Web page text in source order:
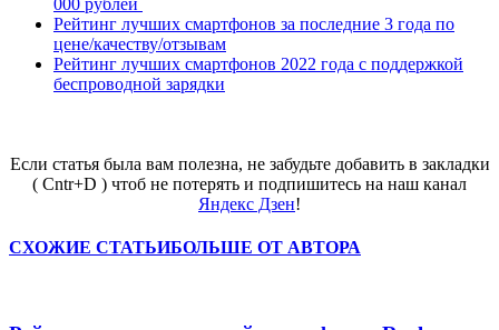
Рейтинг лучших смартфонов за последние 3 года по
цене/качеству/отзывам
Рейтинг лучших смартфонов 2022 года с поддержкой
беспроводной зарядки
Если статья была вам полезна, не забудьте добавить в закладки
( Cntr+D ) чтоб не потерять и подпишитесь на наш канал
Яндекс Дзен!
СХОЖИЕ СТАТЬИБОЛЬШЕ ОТ АВТОРА